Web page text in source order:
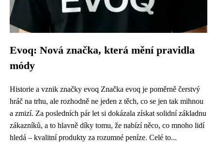
Evoq: Nová značka, která mění pravidla
módy
Historie a vznik značky evoq Značka evoq je poměrně čerstvý
hráč na trhu, ale rozhodně ne jeden z těch, co se jen tak mihnou
a zmizí. Za posledních pár let si dokázala získat solidní základnu
zákazníků, a to hlavně díky tomu, že nabízí něco, co mnoho lidí
hledá – kvalitní produkty za rozumné peníze. Celé to...